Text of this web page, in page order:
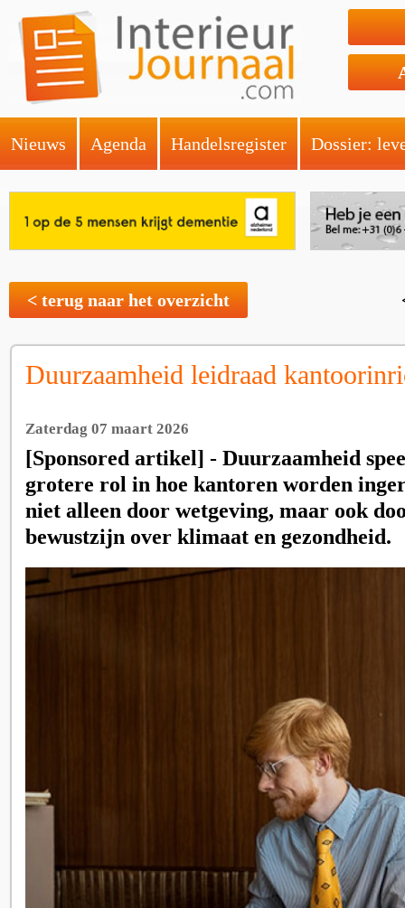
Nieuws Agenda Handelsregister Dossier:
< terug naar het overzicht
Duurzaamheid leidraad
Zaterdag 07 maart 2026
[Sponsored artikel] - Duurzaamheid
grotere rol in hoe kantoren worden
niet alleen door wetgeving, maar ook
bewustzijn over klimaat en gezondheid.